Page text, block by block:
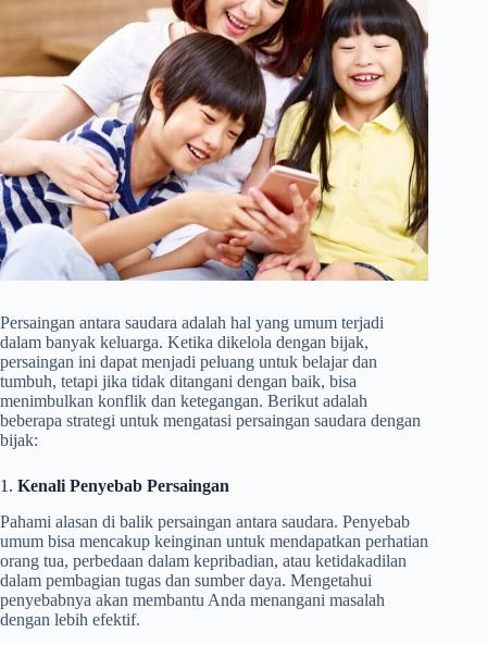
Persaingan antara saudara adalah hal yang umum terjadi
dalam banyak keluarga. Ketika dikelola dengan bijak,
persaingan ini dapat menjadi peluang untuk belajar dan
tumbuh, tetapi jika tidak ditangani dengan baik, bisa
menimbulkan konflik dan ketegangan. Berikut adalah
beberapa strategi untuk mengatasi persaingan saudara dengan
bijak:
1. Kenali Penyebab Persaingan
Pahami alasan di balik persaingan antara saudara. Penyebab
umum bisa mencakup keinginan untuk mendapatkan perhatian
orang tua, perbedaan dalam kepribadian, atau ketidakadilan
dalam pembagian tugas dan sumber daya. Mengetahui
penyebabnya akan membantu Anda menangani masalah
dengan lebih efektif.